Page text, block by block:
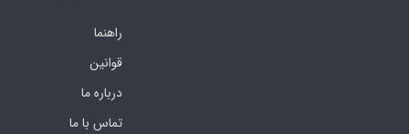
راهنما
قوانین
درباره ما
تماس با ما